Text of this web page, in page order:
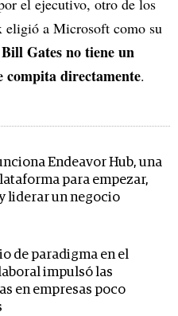
el ejecutivo, otro de los
eligió a Microsoft como su
Gates no tiene un
compita directamente.
Endeavor Hub, una
para empezar,
liderar un negocio
de paradigma en el
impulsó las
en empresas poco